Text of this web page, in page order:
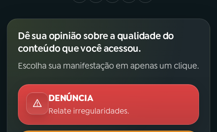
Dê sua opinião sobre a qualidade do
conteúdo que você acessou.
Escolha sua manifestação em apenas um clique.
DENÚNCIA
Relate irregularidades.